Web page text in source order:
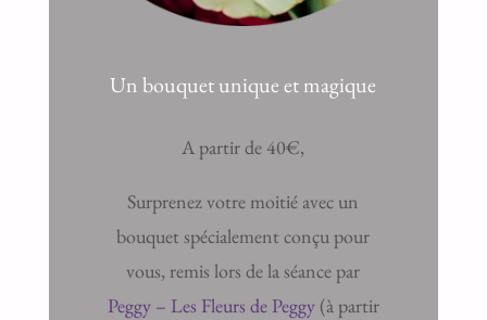
Un bouquet unique et magique
A partir de 40€,
Surprenez votre moitié avec un
bouquet spécialement conçu pour
vous, remis lors de la séance par
Peggy – Les Fleurs de Peggy(à partir